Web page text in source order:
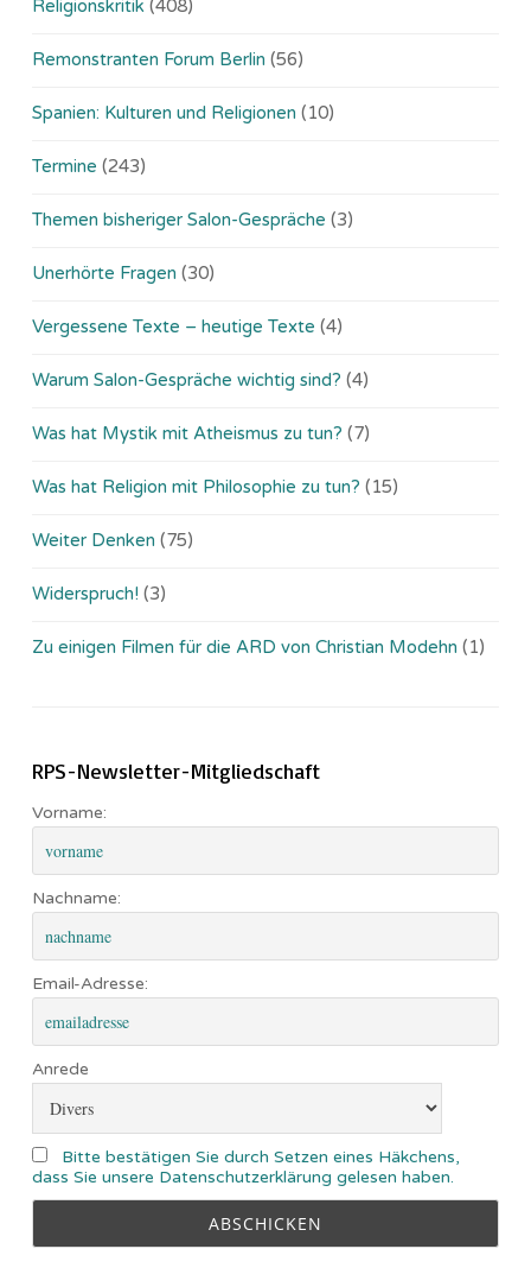
Religionskritik (408)
Remonstranten Forum Berlin (56)
Spanien: Kulturen und Religionen (10)
Termine (243)
Themen bisheriger Salon-Gespräche (3)
Unerhörte Fragen (30)
Vergessene Texte – heutige Texte (4)
Warum Salon-Gespräche wichtig sind? (4)
Was hat Mystik mit Atheismus zu tun? (7)
Was hat Religion mit Philosophie zu tun? (15)
Weiter Denken (75)
Widerspruch! (3)
Zu einigen Filmen für die ARD von Christian Modehn (1)
RPS-Newsletter-Mitgliedschaft
Vorname:
Nachname:
Email-Adresse:
Anrede
Bitte bestätigen Sie durch Setzen eines Häkchens,
dass Sie unsere Datenschutzerklärung gelesen haben.